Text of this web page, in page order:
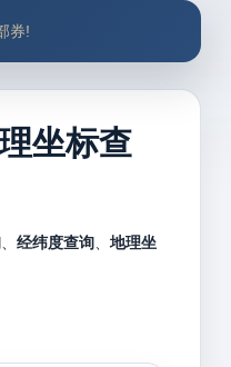
券!
坐标查
、 经纬度查询、 地理坐